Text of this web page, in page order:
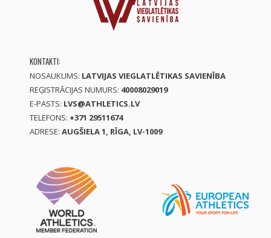
KONTAKTI:
NOSAUKUMS: LATVIJAS VIEGLATLĒTIKAS SAVIENĪBA
REĢISTRĀCIJAS NUMURS: 40008029019
E-PASTS: LVS@ATHLETICS.LV
TELEFONS: +371 29511674
ADRESE: AUGŠIELA 1, RĪGA, LV-1009